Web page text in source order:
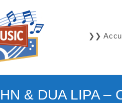
❯❯
& DUA LIPA –